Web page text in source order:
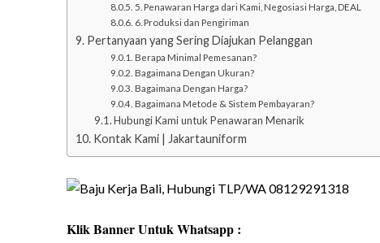
5. Penawaran Harga dari Kami, Negosiasi Harga, DEAL
6. Produksi dan Pengiriman
Pertanyaan yang Sering Diajukan Pelanggan
Berapa Minimal Pemesanan?
Bagaimana Dengan Ukuran?
Bagaimana Dengan Harga?
Bagaimana Metode & Sistem Pembayaran?
Hubungi Kami untuk Penawaran Menarik
Kontak Kami | Jakartauniform
Klik Banner Untuk Whatsapp :